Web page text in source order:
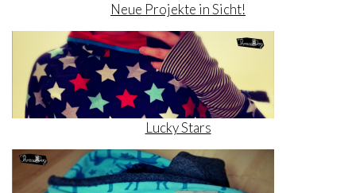
Neue Projekte in Sicht!
Lucky Stars